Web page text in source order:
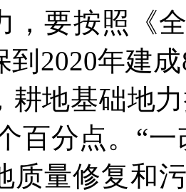
，要按照《
2020年建成
耕地基础地
百分点。“
质量修复和